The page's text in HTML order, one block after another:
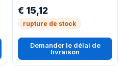
d'aquarium Préfiltre
€ 15,12
rupture de stock
Demander le délai de
livraison